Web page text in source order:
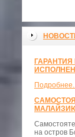
на остров